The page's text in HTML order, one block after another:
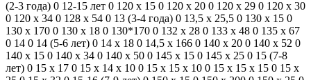
(2-3 года) 0 12-15 лет 0 120 х 15 0 120 х 20 0 120 х 29 0 120 х 30
0 120 х 34 0 128 х 54 0 13 (3-4 года) 0 13,5 x 25,5 0 130 х 15 0
130 х 170 0 130 х 18 0 130*170 0 132 х 28 0 133 х 48 0 135 x 67
0 14 0 14 (5-6 лет) 0 14 x 18 0 14,5 x 166 0 140 x 20 0 140 x 52 0
140 х 15 0 140 х 34 0 140 х 50 0 145 x 15 0 145 х 25 0 15 (7-8
лет) 0 15 x 17 0 15 х 14 х 10 0 15 х 15 х 10 0 15 х 15 х 15 0 15 х